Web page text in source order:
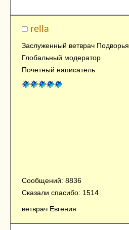
rella
Заслуженный ветврач Подворья
Глобальный модератор
Почетный написатель
Сообщений: 8836
Сказали спасибо: 1514
ветврач Евгения